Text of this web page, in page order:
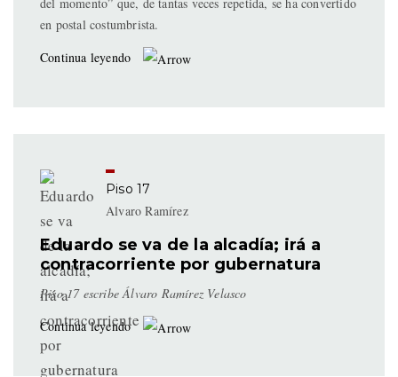
en postal costumbrista.
Continua leyendo
Piso 17
Alvaro Ramírez
Eduardo se va de la alcadía; irá a
contracorriente por gubernatura
Piso 17 escribe Álvaro Ramírez Velasco
Continua leyendo